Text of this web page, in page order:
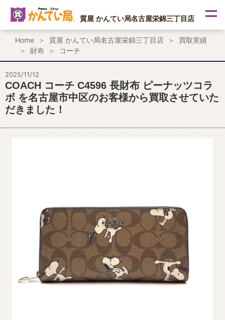
ス
プ
質屋 かんてい局名古屋栄錦三丁目店
Home 質屋 かんてい局名古屋栄錦三丁目店
買取実績
財布
コーチ
2025/11/12
COACH コーチ C4596 長財布 ピーナッツコラ
ボ を名古屋市中区のお客様から買取させていた
だきました！